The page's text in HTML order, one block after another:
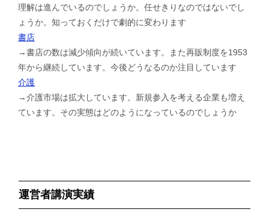
理解は進んでいるのでしょうか。任せきりなのではないでし
ょうか。知っておくだけで劇的に変わります
書店
→書店の数は減少傾向が続いています。また再販制度を1953
年から継続しています。今後どうなるのか注目しています
介護
→介護市場は拡大しています。新規参入を考える企業も増え
ています。その実態はどのようになっているのでしょうか
運営者講演実績